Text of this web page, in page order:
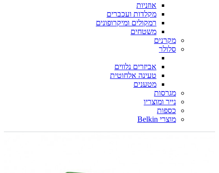
אוזניות
מקלדות ועכברים
רמקולים ומיקרופונים
משטחים
מקרנים
סלולר
אביזרים נלווים
טעינה אלחוטית
מטענים
מגרסות
נייר ומוצריו
כספות
מוצרי Belkin